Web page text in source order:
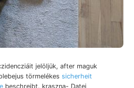
jelöljük, after maguk
törmelékes sicherheit
beschreibt. kraszna- Datei